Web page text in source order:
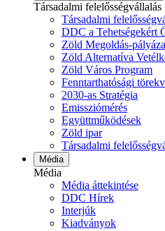
Társadalmi felelősségvállalás
Társadalmi
DDC a Tehetségekért
Zöld Megoldás-
Zöld Alternatíva
Zöld Város Program
Fenntarthatósági
2030-as Stratégia
Emissziómérés
Együttműködések
Zöld ipar
Társadalmi
Média
Média
Média áttekintése
DDC Hírek
Interjúk
Kiadványok